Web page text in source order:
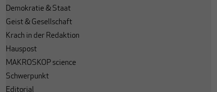
Demokratie & Staat
Geist & Gesellschaft
Krach in der Redaktion
Hauspost
MAKROSKOP science
Schwerpunkt
Editorial